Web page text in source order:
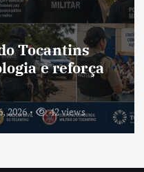
Tocantins
e reforça
2026 42 views